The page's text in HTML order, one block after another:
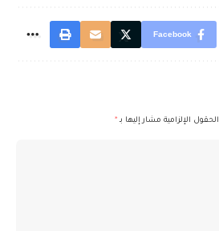
Facebook
الحقول الإلزامية مشار إليها بـ *